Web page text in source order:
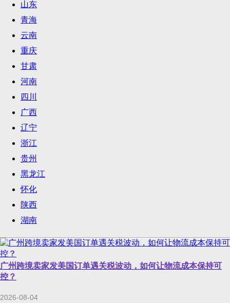
山东
青海
云南
重庆
甘肃
河南
四川
广西
辽宁
浙江
贵州
黑龙江
怀化
陕西
湖南
广州跨境卖家发美国订单遇关税波动，如何让物流成本保持可
控？
2026-08-04